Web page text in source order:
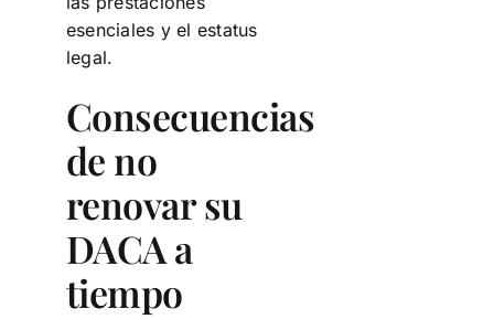
esenciales y el estatus
legal.
Consecuencias
de no
renovar su
DACA a
tiempo